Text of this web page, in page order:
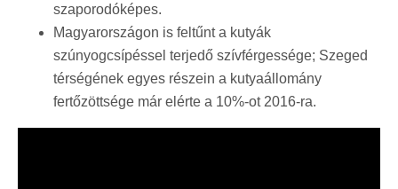
szaporodóképes.
Magyarországon is feltűnt a kutyák
szúnyogcsípéssel terjedő szívférgessége; Szeged
térségének egyes részein a kutyaállomány
fertőzöttsége már elérte a 10%-ot 2016-ra.